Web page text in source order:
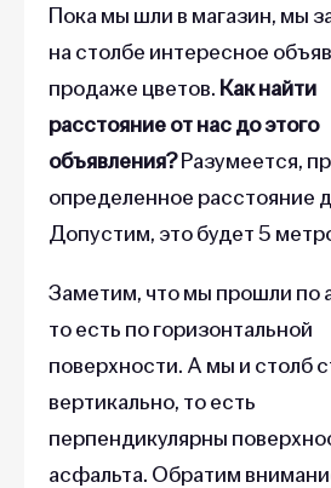
Пока мы шли в магазин, мы
на столбе интересное
продаже цветов. Как найти
расстояние от нас до этого
объявления?Разумеется,
определенное расстояние
Допустим, это будет 5
Заметим, что мы прошли по
то есть по горизонтальной
поверхности. А мы и столб
вертикально, то есть
перпендикулярны
асфальта. Обратим